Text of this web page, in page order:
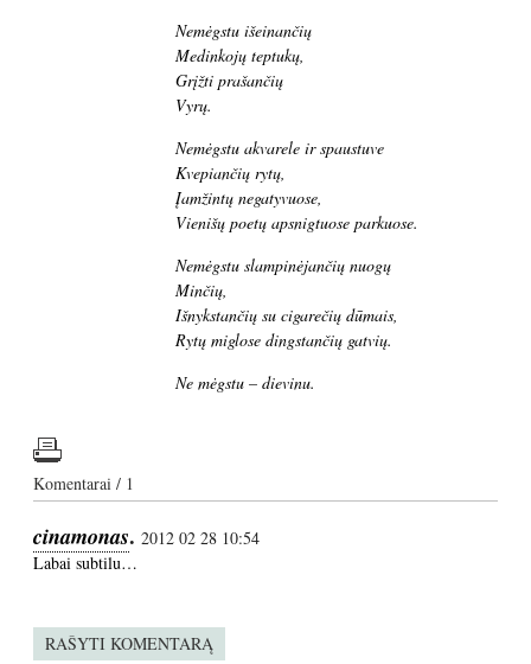
Nemėgstu išeinančių
Medinkojų teptukų,
Grįžti prašančių
Vyrų.
Nemėgstu akvarele ir spaustuve
Kvepiančių rytų,
Įamžintų negatyvuose,
Vienišų poetų apsnigtuose parkuose.
Nemėgstu slampinėjančių nuogų
Minčių,
Išnykstančių su cigarečių dūmais,
Rytų miglose dingstančių gatvių.
Ne mėgstu – dievinu.
Komentarai / 1
cinamonas. 2012 02 28 10:54
Labai subtilu…
RAŠYTI KOMENTARĄ